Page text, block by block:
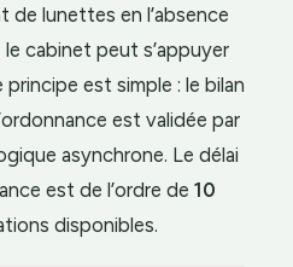
de lunettes en l’absence
cabinet peut s’appuyer
est simple : le bilan
est validée par
asynchrone. Le délai
est de l’ordre de 10
disponibles.